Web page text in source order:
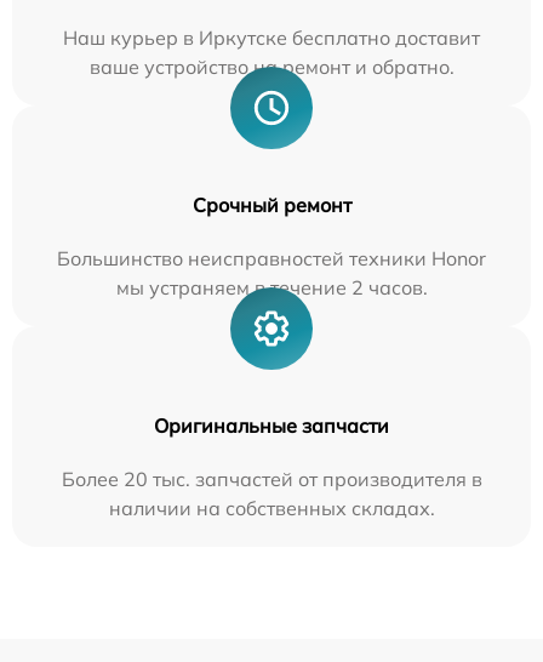
Наш курьер в Иркутске бесплатно доставит
ваше устройство на ремонт и обратно.
Срочный ремонт
Большинство неисправностей техники Honor
мы устраняем в течение 2 часов.
Оригинальные запчасти
Более 20 тыс. запчастей от производителя в
наличии на собственных складах.